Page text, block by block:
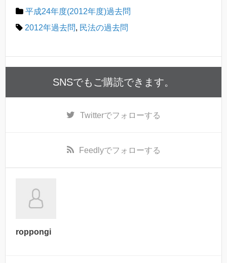
平成24年度(2012年度)過去問
2012年過去問, 民法の過去問
SNSでもご購読できます。
Twitterでフォローする
Feedlyでフォローする
roppongi